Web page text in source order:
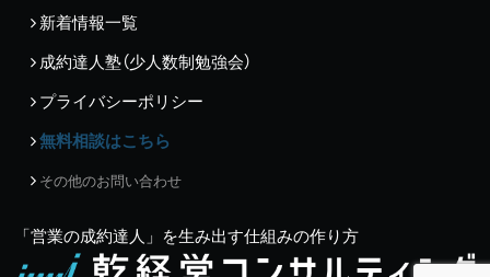
新着情報一覧
成約達人塾（少人数制勉強会）
プライバシーポリシー
無料相談はこちら
その他のお問い合わせ
「営業の成約達人」を生み出す仕組みの作り方